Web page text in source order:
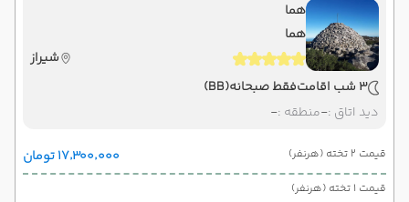
هما
هما
شیراز
3 شب اقامت
فقط صبحانه(BB)
دید اتاق :-منطقه :-
قیمت 2 تخته (هرنفر) ۱۷٬۳۰۰٬۰۰۰ تومان
قیمت 1 تخته (هرنفر)